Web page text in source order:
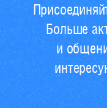
Больше
и